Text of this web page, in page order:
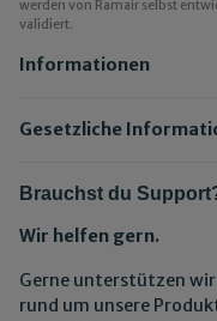
werden von Ramair selbst
validiert.
Informationen
Gesetzliche
Brauchst du
Wir helfen gern.
Gerne unterstützen wir
rund um unsere